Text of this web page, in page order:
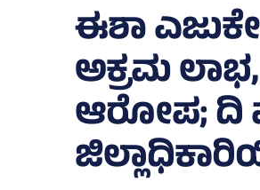
ಈಶಾ
ಅಕ್ರಮ
ಆರೋಪ; ದಿ